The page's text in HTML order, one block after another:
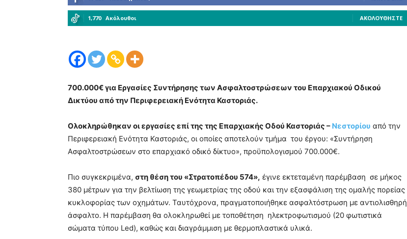
1,770 Ακόλουθοι ΑΚΟΛΟΥΘΉΣΤΕ
700.000€ για Εργασίες Συντήρησης των Ασφαλτοστρώσεων του Επαρχιακού Οδικού
Δικτύου από την Περιφερειακή Ενότητα Καστοριάς.
Ολοκληρώθηκαν οι εργασίες επί της της Επαρχιακής Οδού Καστοριάς – Νεστορίου από την
Περιφερειακή Ενότητα Καστοριάς, οι οποίες αποτελούν τμήμα του έργου: «Συντήρηση
Ασφαλτοστρώσεων στο επαρχιακό οδικό δίκτυο», προϋπολογισμού 700.000€.
Πιο συγκεκριμένα, στη θέση του «Στρατοπέδου 574», έγινε εκτεταμένη παρέμβαση σε μήκος
380 μέτρων για την βελτίωση της γεωμετρίας της οδού και την εξασφάλιση της ομαλής πορείας
κυκλοφορίας των οχημάτων. Ταυτόχρονα, πραγματοποιήθηκε ασφαλτόστρωση με αντιολισθηρή
άσφαλτο. Η παρέμβαση θα ολοκληρωθεί με τοποθέτηση ηλεκτροφωτισμού (20 φωτιστικά
σώματα τύπου Led), καθώς και διαγράμμιση με θερμοπλαστικά υλικά.